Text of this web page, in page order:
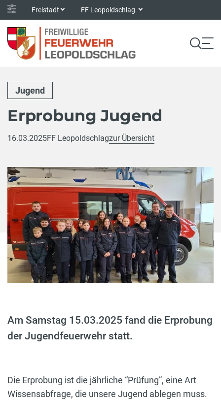
Freistadt FF Leopoldschlag
Jugend
Erprobung Jugend
16.03.2025FF Leopoldschlagzur Übersicht
Am Samstag 15.03.2025 fand die Erprobung
der Jugendfeuerwehr statt.
Die Erprobung ist die jährliche “Prüfung”, eine Art
Wissensabfrage, die unsere Jugend ablegen muss.